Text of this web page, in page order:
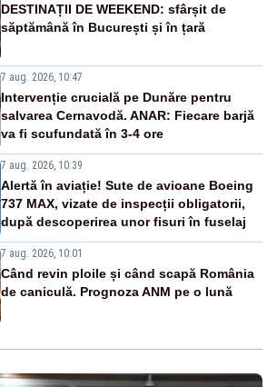
DESTINAȚII DE WEEKEND: sfârșit de
săptămână în București și în țară
7 aug. 2026, 10:47
Intervenție crucială pe Dunăre pentru
salvarea Cernavodă. ANAR: Fiecare barjă
va fi scufundată în 3-4 ore
7 aug. 2026, 10:39
Alertă în aviație! Sute de avioane Boeing
737 MAX, vizate de inspecții obligatorii,
după descoperirea unor fisuri în fuselaj
7 aug. 2026, 10:01
Când revin ploile și când scapă România
de caniculă. Prognoza ANM pe o lună